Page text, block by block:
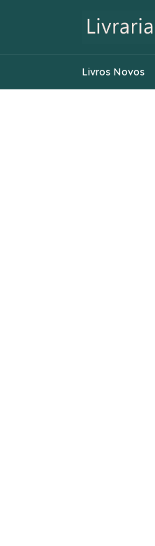
Livros Novos